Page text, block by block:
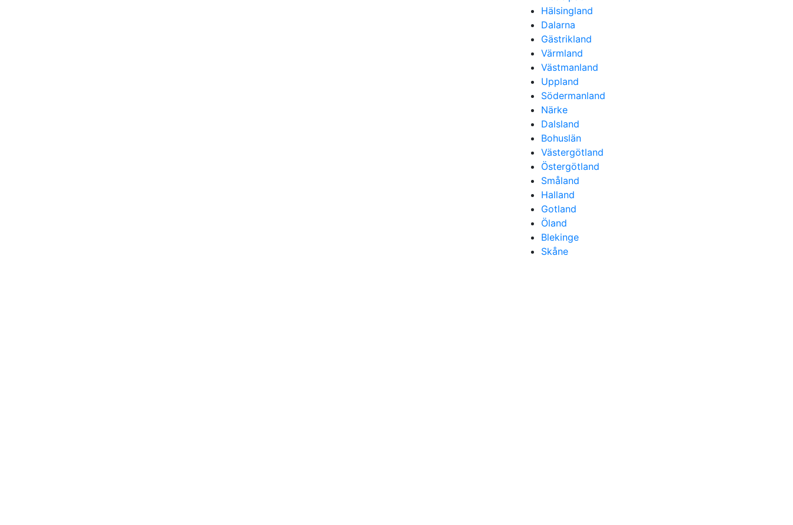
Hälsingland
Dalarna
Gästrikland
Värmland
Västmanland
Uppland
Södermanland
Närke
Dalsland
Bohuslän
Västergötland
Östergötland
Småland
Halland
Gotland
Öland
Blekinge
Skåne